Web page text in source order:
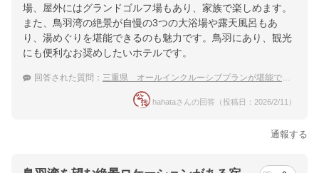
場、屋外にはグランドゴルフ場もあり、家族で楽しめます。
また、鳥羽湾の絶景が自慢の3つの大浴場や露天風呂もあ
り、湯めぐりを堪能できるのも魅力です。鳥羽にあり、観光
にも便利なお奨めしたいホテルです。
回答された質問： 三重県 オールインクルーシブプランが堪能できる！子連れに優しい温泉宿
hahataさんの回答（投稿日：2026/2/11）
通報する